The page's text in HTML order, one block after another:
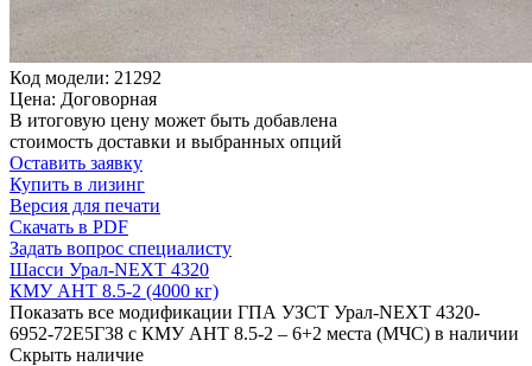
Код модели: 21292
Цена: Договорная
В итоговую цену может быть добавлена
стоимость доставки и выбранных опций
Оставить заявку
Купить в лизинг
Версия для печати
Скачать в PDF
Задать вопрос специалисту
Шасси Урал-NEXT 4320
КМУ АНТ 8.5-2 (4000 кг)
Показать все модификации ГПА УЗСТ Урал-NEXT 4320-
6952-72Е5Г38 с КМУ АНТ 8.5-2 – 6+2 места (МЧС) в наличии
Скрыть наличие